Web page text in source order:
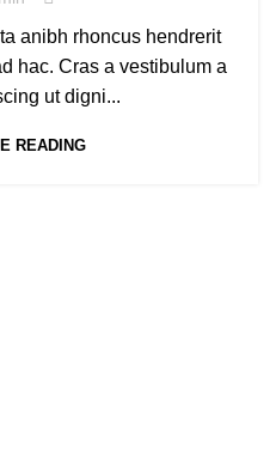
anibh rhoncus hendrerit
hac. Cras a vestibulum a
ut digni...
READING